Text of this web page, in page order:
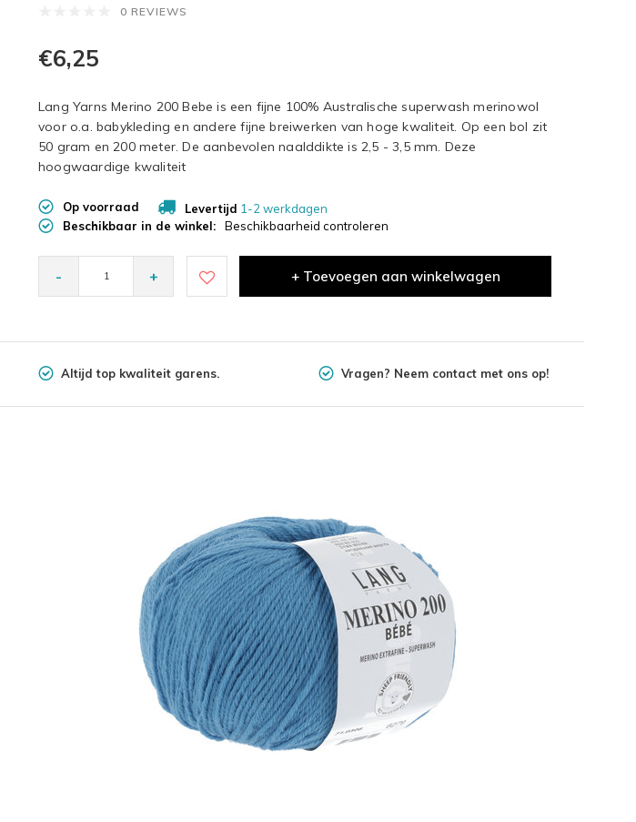
0 REVIEWS
€6,25
Lang Yarns Merino 200 Bebe is een fijne 100% Australische superwash merinowol
voor o.a. babykleding en andere fijne breiwerken van hoge kwaliteit. Op een bol zit
50 gram en 200 meter. De aanbevolen naalddikte is 2,5 - 3,5 mm. Deze
hoogwaardige kwaliteit
Op voorraad Levertijd 1-2 werkdagen
Beschikbaar in de winkel:
Beschikbaarheid controleren
- + + Toevoegen aan winkelwagen
Altijd top kwaliteit garens. Vragen? Neem contact met ons op!